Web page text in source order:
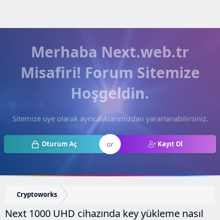
Merhaba Next.web.tr
Misafiri! Forum Sitemize
Hoşgeldin.
Sitemize üye olarak ayrıcalıklarımızdan yararlanabilirsiniz.
Oturum Aç or Kayıt Ol
Cryptoworks
Next 1000 UHD cihazında key yükleme nasıl